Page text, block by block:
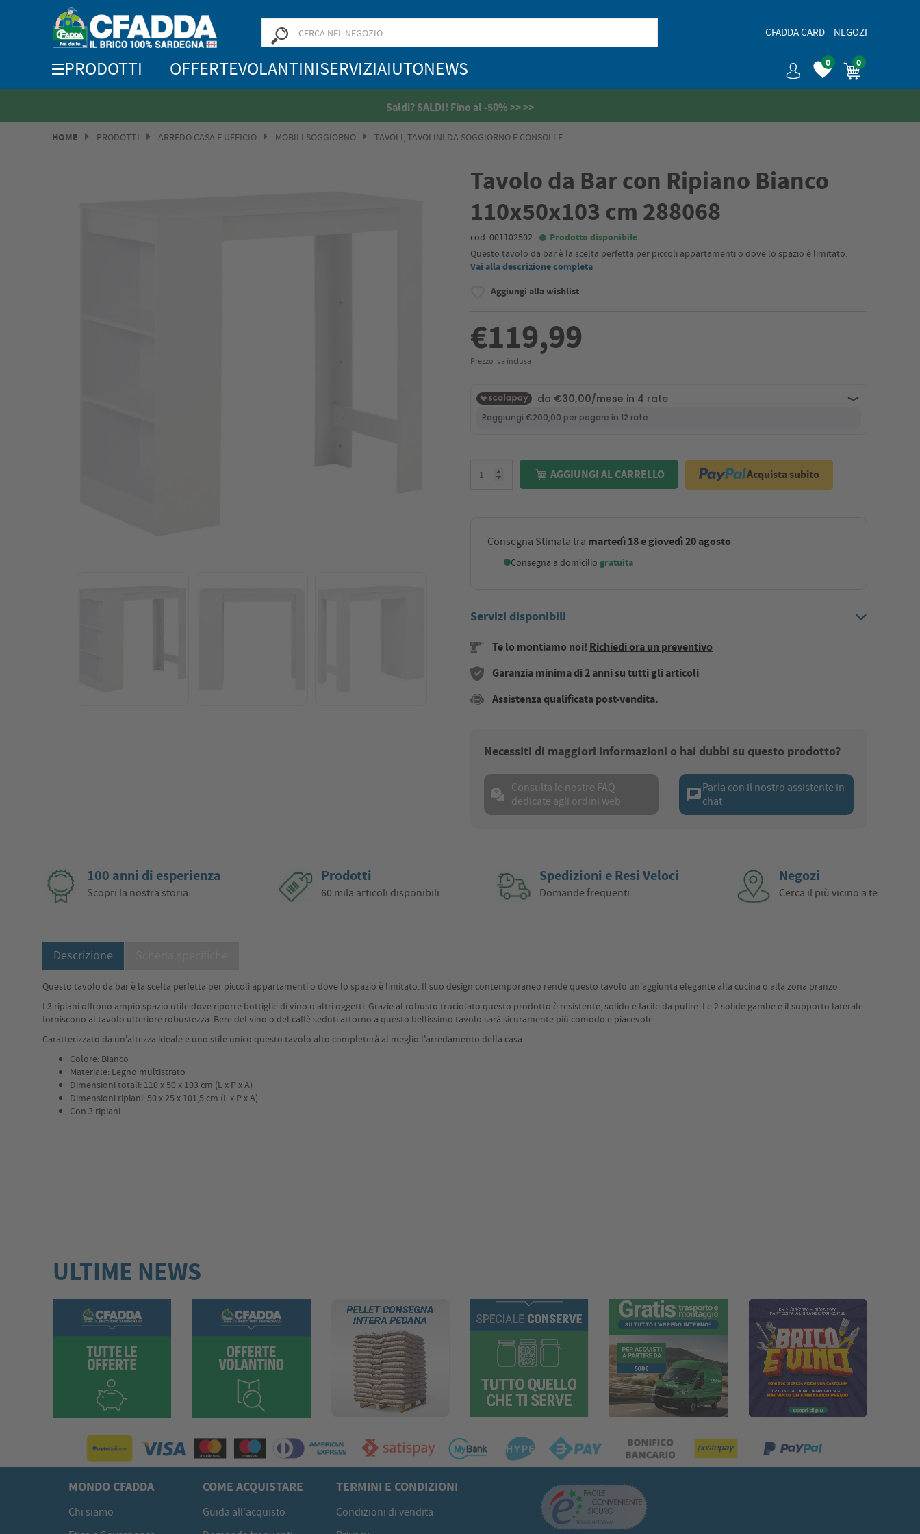
CFADDA CARD NEGOZI
0 0
PRODOTTI OFFERTEVOLANTINISERVIZIAIUTONEWS
Saldi? SALDI! Fino al -50% >>>>
HOME PRODOTTI ARREDO CASA E UFFICIO MOBILI SOGGIORNO TAVOLI, TAVOLINI DA SOGGIORNO E CONSOLLE
Tavolo da Bar con Ripiano Bianco
110x50x103 cm 288068
cod. 001102502 Prodotto disponibile
Questo tavolo da bar è la scelta perfetta per piccoli appartamenti o dove lo spazio è limitato.
Vai alla descrizione completa
Aggiungi alla wishlist
€119,99
Prezzo iva inclusa
AGGIUNGI AL CARRELLO Acquista subito
Consegna Stimata tra martedì 18 e giovedì 20 agosto
Consegna a domicilio gratuita
Servizi disponibili
Te lo montiamo noi! Richiedi ora un preventivo
Garanzia minima di 2 anni su tutti gli articoli
Assistenza qualificata post-vendita.
Necessiti di maggiori informazioni o hai dubbi su questo prodotto?
Consulta le nostre FAQ
dedicate agli ordini web
chatParla con il nostro assistente in
chat
100 anni di esperienza
Scopri la nostra storia
Prodotti
60 mila articoli disponibili
Spedizioni e Resi Veloci
Domande frequenti
Negozi
Cerca il più vicino a te
Descrizione
Questo tavolo da bar è la scelta perfetta per piccoli appartamenti o dove lo spazio è limitato. Il suo design contemporaneo rende questo tavolo un'aggiunta elegante alla cucina o alla zona pranzo.
I 3 ripiani offrono ampio spazio utile dove riporre bottiglie di vino o altri oggetti. Grazie al robusto truciolato questo prodotto è resistente, solido e facile da pulire. Le 2 solide gambe e il supporto laterale
forniscono al tavolo ulteriore robustezza. Bere del vino o del caffè seduti attorno a questo bellissimo tavolo sarà sicuramente più comodo e piacevole.
Caratterizzato da un'altezza ideale e uno stile unico questo tavolo alto completerà al meglio l'arredamento della casa.
Colore: Bianco
Materiale: Legno multistrato
Dimensioni totali: 110 x 50 x 103 cm (L x P x A)
Dimensioni ripiani: 50 x 25 x 101,5 cm (L x P x A)
Con 3 ripiani
ULTIME NEWS
MONDO CFADDA
Chi siamo
COME ACQUISTARE
Guida all'acquisto
TERMINI E CONDIZIONI
Condizioni di vendita